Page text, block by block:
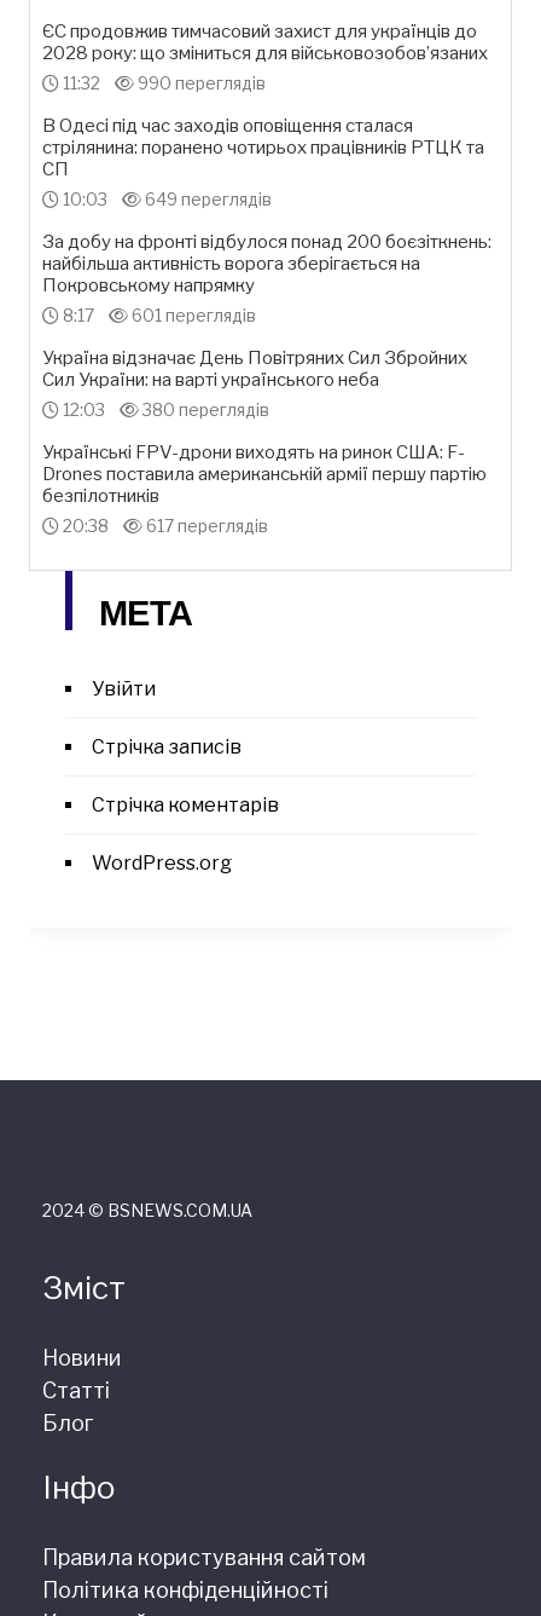
ЄС продовжив тимчасовий захист для українців до
2028 року: що зміниться для військовозобов’язаних
11:32 990 переглядів
В Одесі під час заходів оповіщення сталася
стрілянина: поранено чотирьох працівників РТЦК та
СП
10:03 649 переглядів
За добу на фронті відбулося понад 200 боєзіткнень:
найбільша активність ворога зберігається на
Покровському напрямку
8:17 601 переглядів
Україна відзначає День Повітряних Сил Збройних
Сил України: на варті українського неба
12:03 380 переглядів
Українські FPV-дрони виходять на ринок США: F-
Drones поставила американській армії першу партію
безпілотників
20:38 617 переглядів
МЕТА
Увійти
Стрічка записів
Стрічка коментарів
WordPress.org
2024 © ВSNEWS.COM.UA
Зміст
Новини
Статті
Блог
Інфо
Правила користування сайтом
Політика конфіденційності